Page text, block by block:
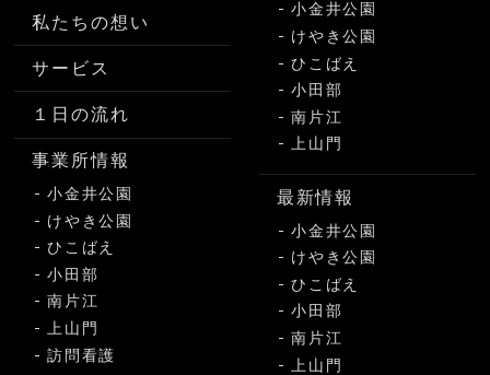
私たちの想い
サービス
１日の流れ
事業所情報
小金井公園
けやき公園
ひこばえ
小田部
南片江
上山門
訪問看護
小金井公園
けやき公園
ひこばえ
小田部
南片江
上山門
最新情報
小金井公園
けやき公園
ひこばえ
小田部
南片江
上山門